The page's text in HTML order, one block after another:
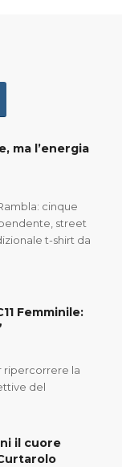
ma l’energia
cinque
street
t-shirt da
Femminile:
ripercorrere la
del
il cuore